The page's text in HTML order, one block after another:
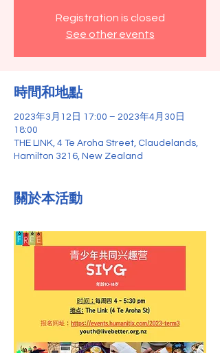
Registration is closed
See other events
時間和地點
2023年3月12日 17:00 – 2023年4月30日
18:00
THE LINK, 4 Te Aroha Street, Claudelands,
Hamilton 3216, New Zealand
關於本活動